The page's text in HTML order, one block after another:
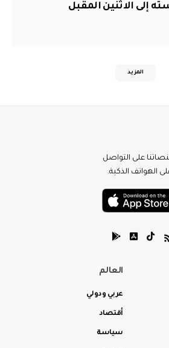
إلى الاثنين المقبل
المزيد
على التواصل
الهواتف الذكية.
العالم
عربي ودولي
أقتصاد
سياسة